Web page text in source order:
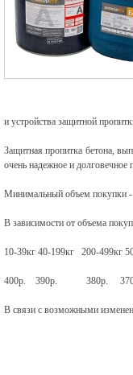
и устройства защитной
Защитная пропитка бетона,
очень надежное и долговечное
Минимальный объем покупки -
В зависимости от объема
10-39кг 40-199кг 200-499кг
400р. 390р. 380р. 370р.
В связи с возможными